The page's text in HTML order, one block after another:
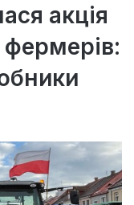
акція
фермерів: